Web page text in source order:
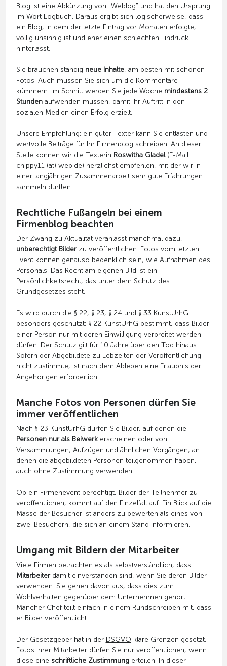
Blog ist eine Abkürzung von "Weblog" und hat den Ursprung
im Wort Logbuch. Daraus ergibt sich logischerweise, dass
ein Blog, in dem der letzte Eintrag vor Monaten erfolgte,
völlig unsinnig ist und eher einen schlechten Eindruck
hinterlässt.
Sie brauchen ständig neue Inhalte, am besten mit schönen
Fotos. Auch müssen Sie sich um die Kommentare
kümmern. Im Schnitt werden Sie jede Woche mindestens 2
Stundenaufwenden müssen, damit Ihr Auftritt in den
sozialen Medien einen Erfolg erzielt.
Unsere Empfehlung: ein guter Texter kann Sie entlasten und
wertvolle Beiträge für Ihr Firmenblog schreiben. An dieser
Stelle können wir die Texterin Roswitha Gladel(E-Mail:
chippy11 (at) web.de) herzlichst empfehlen, mit der wir in
einer langjährigen Zusammenarbeit sehr gute Erfahrungen
sammeln durften.
Rechtliche Fußangeln bei einem
Firmenblog beachten
Der Zwang zu Aktualität veranlasst manchmal dazu,
unberechtigt Bilderzu veröffentlichen. Fotos vom letzten
Event können genauso bedenklich sein, wie Aufnahmen des
Personals. Das Recht am eigenen Bild ist ein
Persönlichkeitsrecht, das unter dem Schutz des
Grundgesetzes steht.
Es wird durch die § 22, § 23, § 24 und § 33 KunstUrhG
besonders geschützt: § 22 KunstUrhG bestimmt, dass Bilder
einer Person nur mit deren Einwilligung verbreitet werden
dürfen. Der Schutz gilt für 10 Jahre über den Tod hinaus.
Sofern der Abgebildete zu Lebzeiten der Veröffentlichung
nicht zustimmte, ist nach dem Ableben eine Erlaubnis der
Angehörigen erforderlich.
Manche Fotos von Personen dürfen Sie
immer veröffentlichen
Nach § 23 KunstUrhG dürfen Sie Bilder, auf denen die
Personen nur als Beiwerkerscheinen oder von
Versammlungen, Aufzügen und ähnlichen Vorgängen, an
denen die abgebildeten Personen teilgenommen haben,
auch ohne Zustimmung verwenden.
Ob ein Firmenevent berechtigt, Bilder der Teilnehmer zu
veröffentlichen, kommt auf den Einzelfall auf. Ein Blick auf die
Masse der Besucher ist anders zu bewerten als eines von
zwei Besuchern, die sich an einem Stand informieren.
Umgang mit Bildern der Mitarbeiter
Viele Firmen betrachten es als selbstverständlich, dass
Mitarbeiterdamit einverstanden sind, wenn Sie deren Bilder
verwenden. Sie gehen davon aus, dass dies zum
Wohlverhalten gegenüber dem Unternehmen gehört.
Mancher Chef teilt einfach in einem Rundschreiben mit, dass
er Bilder veröffentlicht.
Der Gesetzgeber hat in der DSGVO klare Grenzen gesetzt.
Fotos Ihrer Mitarbeiter dürfen Sie nur veröffentlichen, wenn
diese eine schriftliche Zustimmungerteilen. In dieser